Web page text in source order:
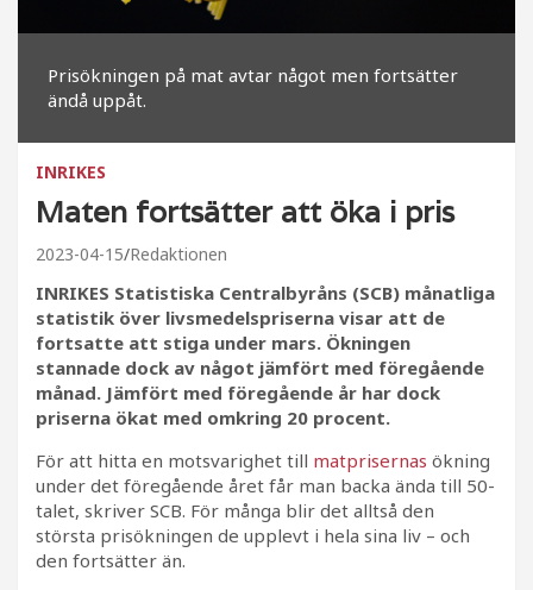
Prisökningen på mat avtar något men fortsätter
ändå uppåt.
INRIKES
Maten fortsätter att öka i pris
2023-04-15 Redaktionen
INRIKES Statistiska Centralbyråns (SCB) månatliga
statistik över livsmedelspriserna visar att de
fortsatte att stiga under mars. Ökningen
stannade dock av något jämfört med föregående
månad. Jämfört med föregående år har dock
priserna ökat med omkring 20 procent.
För att hitta en motsvarighet till matprisernas ökning
under det föregående året får man backa ända till 50-
talet, skriver SCB. För många blir det alltså den
största prisökningen de upplevt i hela sina liv – och
den fortsätter än.